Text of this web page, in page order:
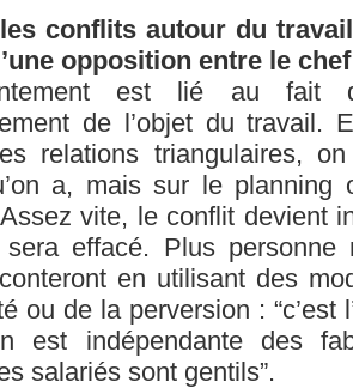
conflits autour du
opposition entre le
est lié au fait
de l’objet du travail.
relations triangulaires,
a, mais sur le
vite, le conflit devient
sera effacé. Plus
en utilisant des
ou de la perversion : “c’est
est indépendante des
salariés sont gentils”.